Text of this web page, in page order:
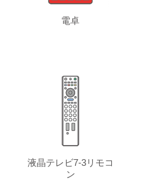
電卓
液晶テレビ7-3リモコ
ン